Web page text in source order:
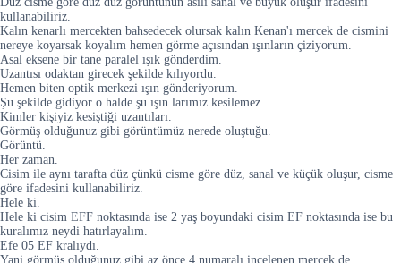
kullanabiliriz.
Kalın kenarlı mercekten bahsedecek olursak kalın Kenan'ı mercek de cismini
nereye koyarsak koyalım hemen görme açısından ışınların çiziyorum.
Asal eksene bir tane paralel ışık gönderdim.
Uzantısı odaktan girecek şekilde kılıyordu.
Hemen biten optik merkezi ışın gönderiyorum.
Şu şekilde gidiyor o halde şu ışın larımız kesilemez.
Kimler kişiyiz kesiştiği uzantıları.
Görmüş olduğunuz gibi görüntümüz nerede oluştuğu.
Görüntü.
Her zaman.
Cisim ile aynı tarafta düz çünkü cisme göre düz, sanal ve küçük oluşur, cisme
göre ifadesini kullanabiliriz.
Hele ki.
Hele ki cisim EFF noktasında ise 2 yaş boyundaki cisim EF noktasında ise bu
kuralımız neydi hatırlayalım.
Efe 05 EF kralıydı.
Yani görmüş olduğunuz gibi az önce 4 numaralı incelenen mercek de